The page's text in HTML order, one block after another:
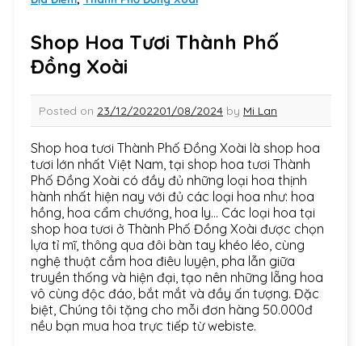
Shop Hoa Tươi Thành Phố
Đồng Xoài
Posted on 23/12/202201/08/2024 by Mi Lan
Shop hoa tươi Thành Phố Đồng Xoài là shop hoa
tươi lớn nhất Việt Nam, tại shop hoa tươi Thành
Phố Đồng Xoài có đầy đủ những loại hoa thịnh
hành nhất hiện nay với đủ các loại hoa như: hoa
hồng, hoa cẩm chướng, hoa ly… Các loại hoa tại
shop hoa tươi ở Thành Phố Đồng Xoài được chọn
lựa tỉ mĩ, thông qua đôi bàn tay khéo léo, cùng
nghệ thuật cắm hoa điêu luyện, pha lẫn giữa
truyền thống và hiện đại, tạo nên những lẵng hoa
vô cùng độc đáo, bắt mắt và đầy ấn tượng. Đặc
biệt, Chúng tôi tặng cho mỗi đơn hàng 50.000đ
nều bạn mua hoa trực tiếp từ webiste.